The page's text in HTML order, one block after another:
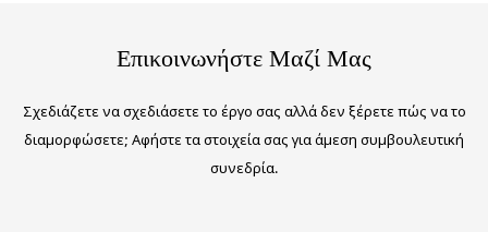
Επικοινωνήστε Μαζί Μας
Σχεδιάζετε να σχεδιάσετε το έργο σας αλλά δεν ξέρετε πώς να το
διαμορφώσετε; Αφήστε τα στοιχεία σας για άμεση συμβουλευτική
συνεδρία.